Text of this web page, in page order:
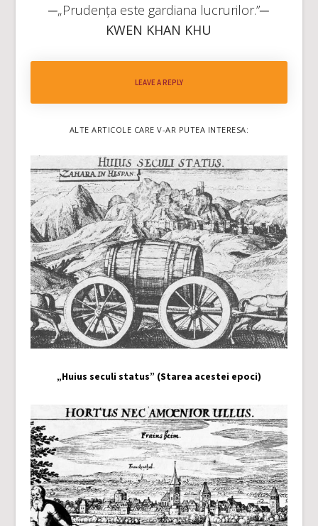
─„Prudența este gardiana lucrurilor.”─
KWEN KHAN KHU
LEAVE A REPLY
ALTE ARTICOLE CARE V-AR PUTEA INTERESA:
„Huius seculi status” (Starea acestei epoci)